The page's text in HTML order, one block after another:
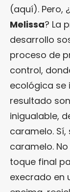
(aquí). Pero,
Melissa? La
desarrollo
proceso de
control,
ecológica se
resultado
inigualable,
caramelo. Sí,
caramelo.
toque final
execrado en